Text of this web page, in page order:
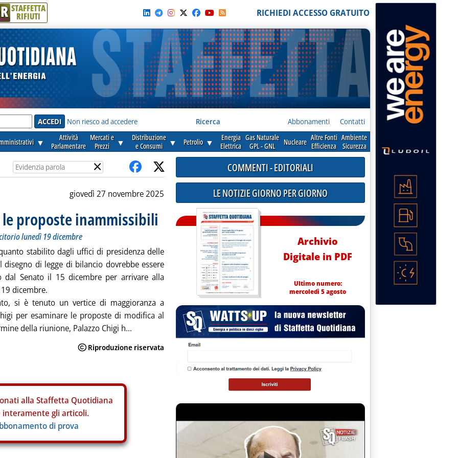
R STAFFETTA
RIFIUTI RICHIEDI ACCESSO GRATUITO
Non riesco ad accedere Ricerca Abbonamenti Contatti
▼
Attività
Parlamentare
Mercati e
Prezzi
▼
Distribuzione
e Consumi
▼ Petrolio ▼
Energia
Elettrica
Gas Naturale
GPL - GNL
Nucleare Altre Fonti
Efficienza
Ambiente
Sicurezza
×
giovedì 27 novembre 2025
proposte inammissibili
lunedì 19 dicembre
stabilito dagli uffici di presidenza delle
disegno di legge di bilancio dovrebbe essere
dal Senato il 15 dicembre per arrivare alla
dicembre.
si è tenuto un vertice di maggioranza a
per esaminare le proposte di modifica al
della riunione, Palazzo Chigi h...
alla Staffetta Quotidiana
interamente gli articoli.
di prova
COMMENTI - EDITORIALI
LE NOTIZIE GIORNO PER GIORNO
Archivio
Digitale in PDF
Ultimo numero:
mercoledì 5 agosto